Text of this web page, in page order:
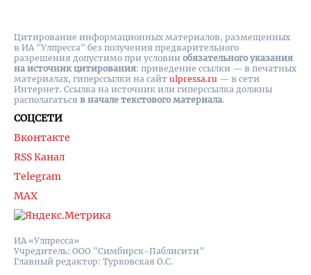
ИА «Улпресса»
Учредитель: ООО "Симбирск-Паблисити"
Главный редактор: Турковская О.С.
СОЦСЕТИ
Вконтакте
RSS Канал
Telegram
MAX
Цитирование информационных материалов, размещенных
в ИА "Улпресса" без получения предварительного
разрешения допустимо при условии обязательного указания
на источник цитирования: приведение ссылки — в печатных
материалах, гиперссылки на cайт ulpressa.ru — в сети
Интернет. Ссылка на источник или гиперссылка должны
располагаться в начале текстового материала.